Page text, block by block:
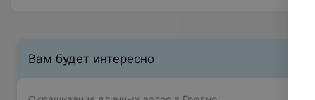
Вам будет интересно